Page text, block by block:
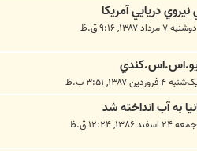
نيروي دريايي آمريکا
دوشنبه ۷ مرداد ۱۳۸۷, ۹:۱۶ ق.ظ
يو.اس.اس.كندي
۴ فروردین ۱۳۸۷, ۳:۵۱ ب.ظ
به آب انداخته شد
جمعه ۲۴ اسفند ۱۳۸۶, ۱۲:۲۴ ق.ظ